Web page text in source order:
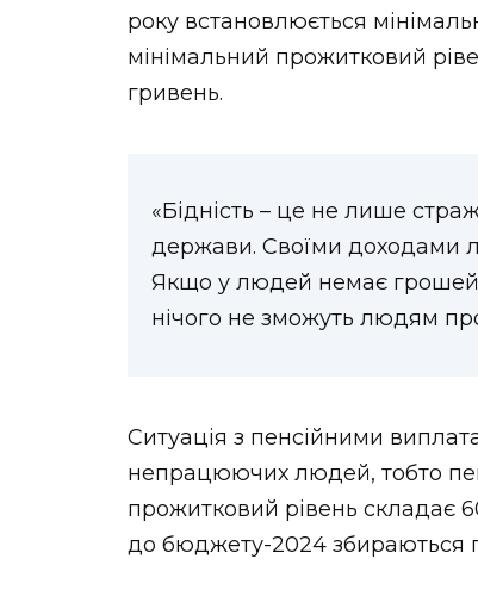
року встановлюється
мінімальний прожитковий
гривень.
«Бідність – це не лише
держави. Своїми доходами
Якщо у людей немає
нічого не зможуть людям
Ситуація з пенсійними
непрацюючих людей, тобто
прожитковий рівень складає
до бюджету-2024 збираються